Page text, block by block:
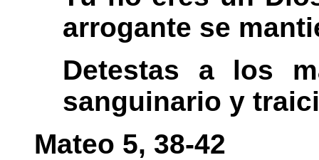
arrogante se
Detestas a los
sanguinario y
Mateo 5, 38-42